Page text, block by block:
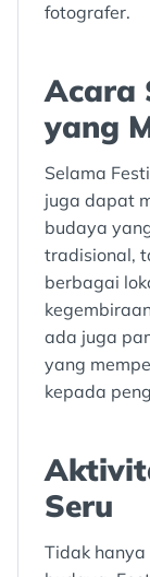
fotografer.
Acara
yang
Selama
juga dapat
budaya
tradisional,
berbagai
ada juga
yang
kepada
Seru
Tidak